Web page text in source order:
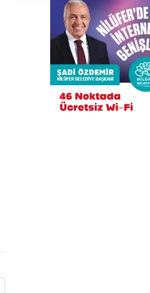
Gökyüzü tutkunları
Karacabey'de
Çalıntı araçla 10
ceza yedi
Bursa'da tarlalık alanı
yakalandı